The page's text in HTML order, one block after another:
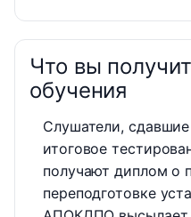
Что вы
обучения
Слушатели,
итоговое
получают диплом о
переподготовке